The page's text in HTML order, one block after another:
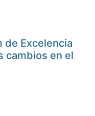
de Excelencia
cambios en el